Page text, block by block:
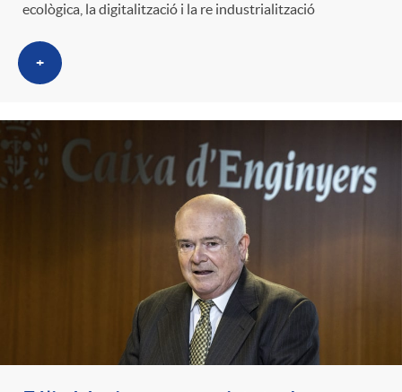
ecològica, la digitalització i la re industrialització
+